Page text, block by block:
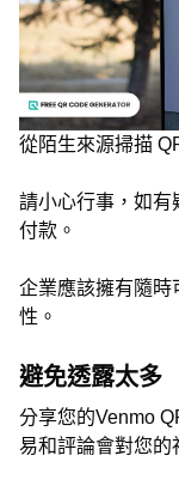
從陌生來源掃描
請小心行事，如有
付款。
企業應該擁有隨時
性。
避免透露太多
分享您的Venmo
易和評論會對您的